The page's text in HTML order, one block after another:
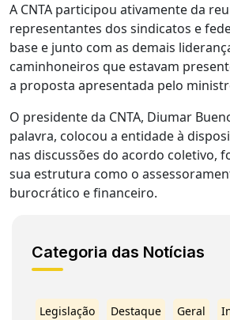
A CNTA participou ativamente da
representantes dos sindicatos e
base e junto com as demais
caminhoneiros que estavam
a proposta apresentada pelo
O presidente da CNTA, Diumar
palavra, colocou a entidade à
nas discussões do acordo coletivo,
sua estrutura como o
burocrático e financeiro.
Categoria das Notícias
Legislação Destaque Geral